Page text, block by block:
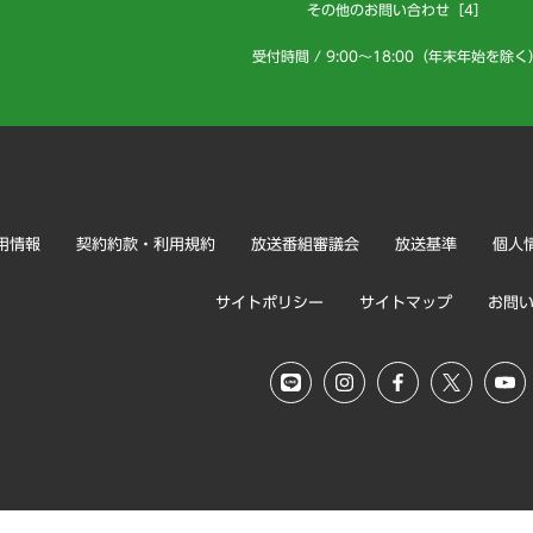
その他のお問い合わせ［4］
受付時間 / 9:00～18:00（年末年始を除く
情報 契約約款・利用規約 放送番組審議会 放送基準 個人
サイトポリシー サイトマップ お問